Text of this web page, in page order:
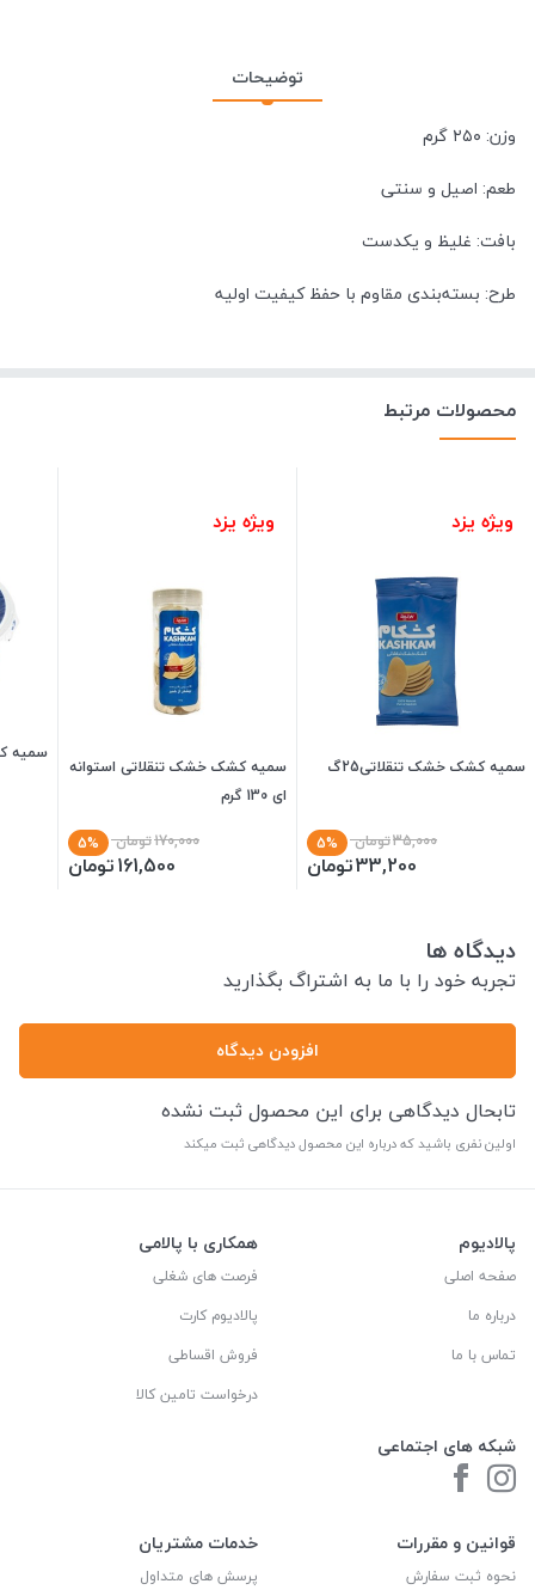
توضیحات
وزن: ۲۵۰ گرم
طعم: اصیل و سنتی
بافت: غلیظ و یکدست
طرح: بسته‌بندی مقاوم با حفظ کیفیت اولیه
محصولات مرتبط
ویژه یزد
سمیه کشک خشک تنقلاتی25گ
35,000تومان 5%
33,200تومان
ویژه یزد
سمیه کشک خشک تنقلاتی استوانه
ای 130 گرم
170,000تومان 5%
161,500تومان
سمیه
دیدگاه ها
تجربه خود را با ما به اشتراگ بگذارید
افزودن دیدگاه
تابحال دیدگاهی برای این محصول ثبت نشده
اولین نفری باشید که درباره این محصول دیدگاهی ثبت میکند
پالادیوم
صفحه اصلی
درباره ما
تماس با ما
شبکه های اجتماعی
همکاری با پالامی
فرصت های شغلی
پالادیوم کارت
فروش اقساطی
درخواست تامین کالا
قوانین و مقررات
نحوه ثبت سفارش
خدمات مشتریان
پرسش های متداول